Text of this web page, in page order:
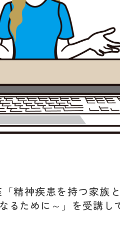
精神疾患を持つ家族
るために～」を受講し